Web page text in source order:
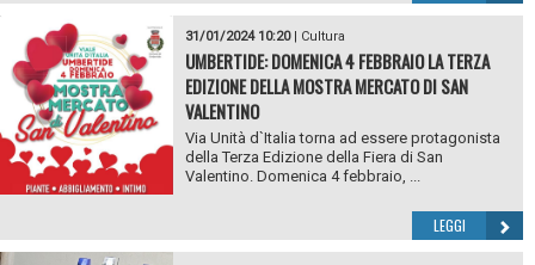
31/01/2024 10:20| Cultura
UMBERTIDE: DOMENICA 4 FEBBRAIO LA TERZA
EDIZIONE DELLA MOSTRA MERCATO DI SAN
VALENTINO
Via Unità d`Italia torna ad essere protagonista
della Terza Edizione della Fiera di San
Valentino. Domenica 4 febbraio, ...
LEGGI